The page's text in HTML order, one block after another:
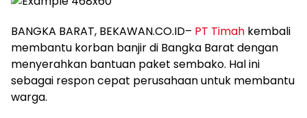
BANGKA BARAT, BEKAWAN.CO.ID– PT Timah kembali
membantu korban banjir di Bangka Barat dengan
menyerahkan bantuan paket sembako. Hal ini
sebagai respon cepat perusahaan untuk membantu
warga.